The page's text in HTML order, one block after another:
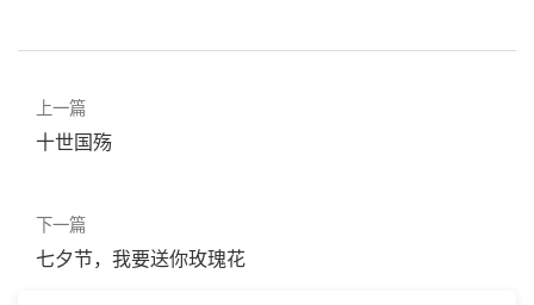
上一篇
十世国殇
下一篇
七夕节，我要送你玫瑰花